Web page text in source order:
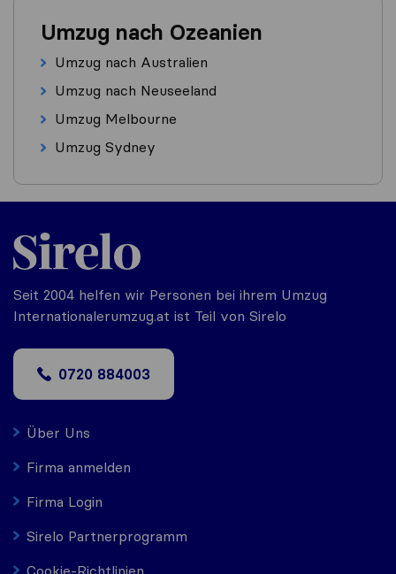
Umzug nach Ozeanien
Umzug nach Australien
Umzug nach Neuseeland
Umzug Melbourne
Umzug Sydney
Seit 2004 helfen wir Personen bei ihrem Umzug
Internationalerumzug.at ist Teil von Sirelo
0720 884003
Über Uns
Firma anmelden
Firma Login
Sirelo Partnerprogramm